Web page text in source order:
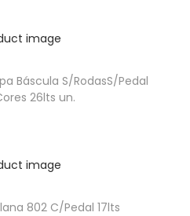
Báscula S/RodasS/Pedal
26lts un.
802 C/Pedal 17lts